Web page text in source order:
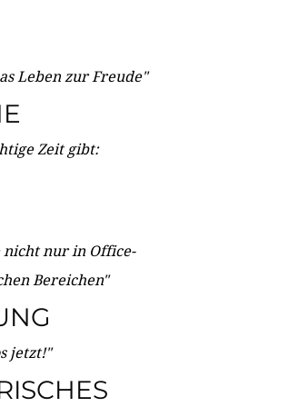
Leben zur Freude"
Zeit gibt:
nicht nur in Office-
Bereichen"
jetzt!"